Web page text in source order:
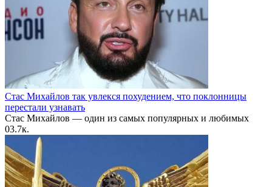
Стас Михайлов так увлекся похудением, что поклонницы
перестали узнавать
Стас Михайлов — один из самых популярных и любимых
03.7к.